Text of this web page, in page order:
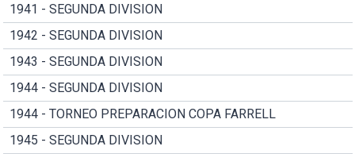
1941 - SEGUNDA DIVISION
1942 - SEGUNDA DIVISION
1943 - SEGUNDA DIVISION
1944 - SEGUNDA DIVISION
1944 - TORNEO PREPARACION COPA FARRELL
1945 - SEGUNDA DIVISION